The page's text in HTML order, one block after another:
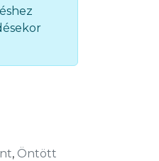
, Öntött